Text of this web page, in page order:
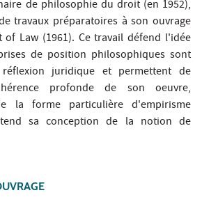
de philosophie du droit (en 1952),
travaux préparatoires à son ouvrage
of Law (1961). Ce travail défend l'idée
de position philosophiques sont
juridique et permettent de
profonde de son oeuvre,
la forme particulière d'empirisme
sa conception de la notion de